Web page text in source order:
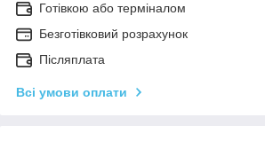
Готівкою або терміналом
Безготівковий розрахунок
Післяплата
Всі умови оплати